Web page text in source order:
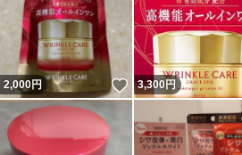
2,000円 いいね！
3,300円